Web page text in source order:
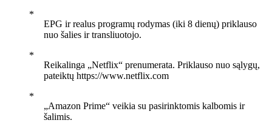
EPG ir realus programų rodymas (iki 8 dienų) priklauso
nuo šalies ir transliuotojo.
Reikalinga „Netflix“ prenumerata. Priklauso nuo sąlygų,
pateiktų https://www.netflix.com
„Amazon Prime“ veikia su pasirinktomis kalbomis ir
šalimis.